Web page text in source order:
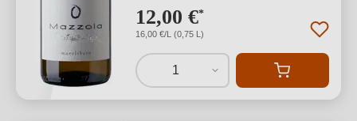
12,00 €*
16,00 €/L (0,75 L)
1